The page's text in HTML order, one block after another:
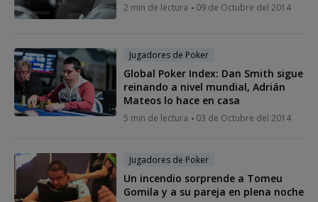
2 min de lectura 09 de Octubre del 2014
Jugadores de Poker
Global Poker Index: Dan Smith sigue
reinando a nivel mundial, Adrián
Mateos lo hace en casa
5 min de lectura 03 de Octubre del 2014
Jugadores de Poker
Un incendio sorprende a Tomeu
Gomila y a su pareja en plena noche